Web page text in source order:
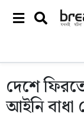
দেশে
আইনি বাধা